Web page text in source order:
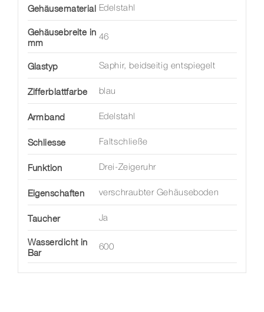
Gehäusematerial Edelstahl
Gehäusebreite in
mm
46
Glastyp Saphir, beidseitig entspiegelt
Zifferblattfarbe blau
Armband Edelstahl
Schliesse Faltschließe
Funktion Drei-Zeigeruhr
Eigenschaften verschraubter Gehäuseboden
Taucher Ja
Wasserdicht in
Bar
600